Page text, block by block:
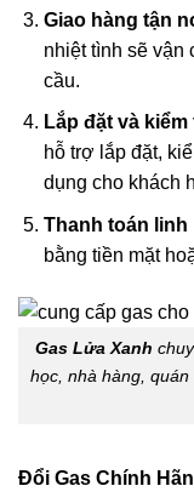
Giao hàng tận
nhiệt tình sẽ vận
cầu.
Lắp đặt và kiểm
hỗ trợ lắp đặt,
dụng cho khách
Thanh toán linh
bằng tiền mặt
Gas Lửa Xanh
học, nhà hàng,
Đổi Gas Chính